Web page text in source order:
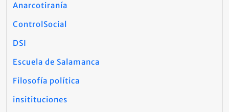
Anarcotiranía
ControlSocial
DSI
Escuela de Salamanca
Filosofía política
insitituciones